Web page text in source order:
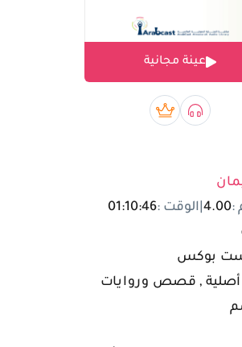
تسجيل الدخول
مستخدم جديد
عينة مجانية
صوتي bookبريميوم book
:
4.00 الوقت :01:10:46
بوكس
أصلية , قصص وروايات